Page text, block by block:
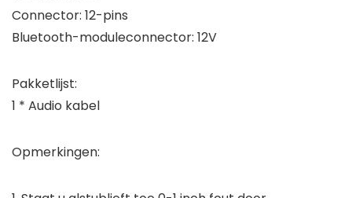
Connector: 12-pins
Bluetooth-moduleconnector: 12V
Pakketlijst:
1 * Audio kabel
Opmerkingen: